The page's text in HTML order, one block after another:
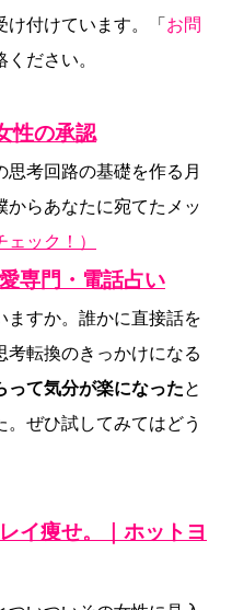
け付けています。「 お問
ださい。
性の承認
考回路の基礎を作る月
からあなたに宛てたメッ
ェック！）
専門・電話占い
ますか。誰かに直接話を
考転換のきっかけになる
って気分が楽になったと
ぜひ試してみてはどう
イ痩せ。｜ホットヨ